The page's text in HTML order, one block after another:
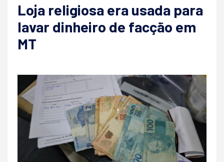
Loja religiosa era usada para
lavar dinheiro de facção em
MT